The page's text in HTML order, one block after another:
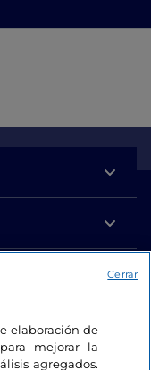
elaboración de
mejorar la
agregados.
Cerrar